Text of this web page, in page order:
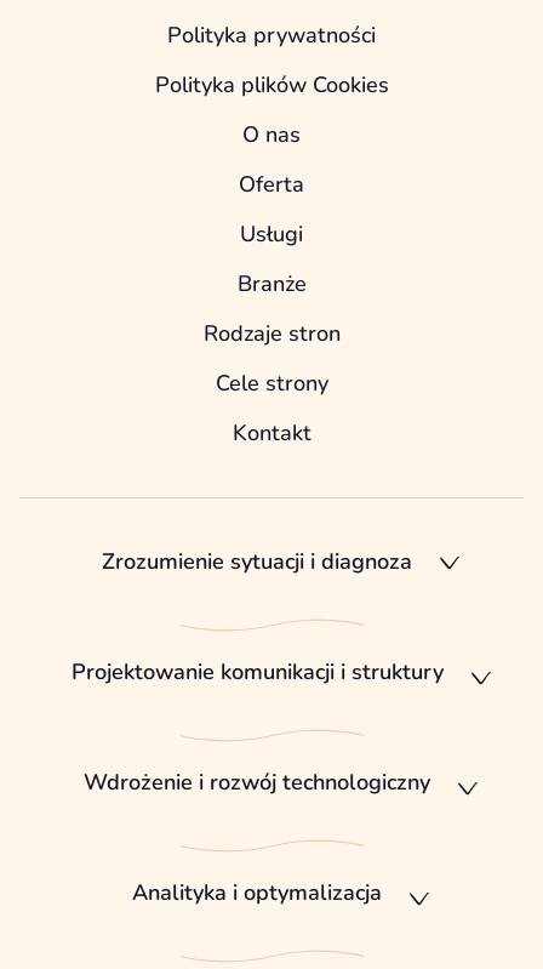
Polityka prywatności
Polityka plików Cookies
O nas
Oferta
Usługi
Branże
Rodzaje stron
Cele strony
Kontakt
Zrozumienie sytuacji i diagnoza
Projektowanie komunikacji i struktury
Wdrożenie i rozwój technologiczny
Analityka i optymalizacja